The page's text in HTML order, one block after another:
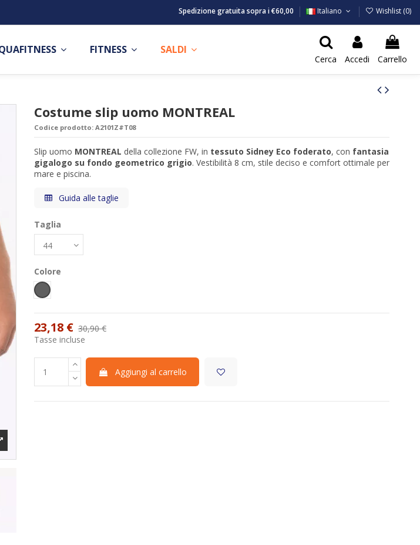
Spedizione gratuita sopra i €60,00 Italiano Wishlist (0)
FITNESS SALDI
Cerca Accedi Carrello
Costume slip uomo MONTREAL
Codice prodotto: A2101Z#T08
Slip uomo MONTREAL della collezione FW, in tessuto Sidney Eco foderato, con fantasia
gigalogo su fondo geometrico grigio. Vestibilità 8 cm, stile deciso e comfort ottimale per
mare e piscina.
Guida alle taglie
Taglia
Colore
Grigio scuro
23,18 € 30,90 €
Tasse incluse
Aggiungi al carrello